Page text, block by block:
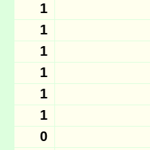
1
1
1
1
1
1
0